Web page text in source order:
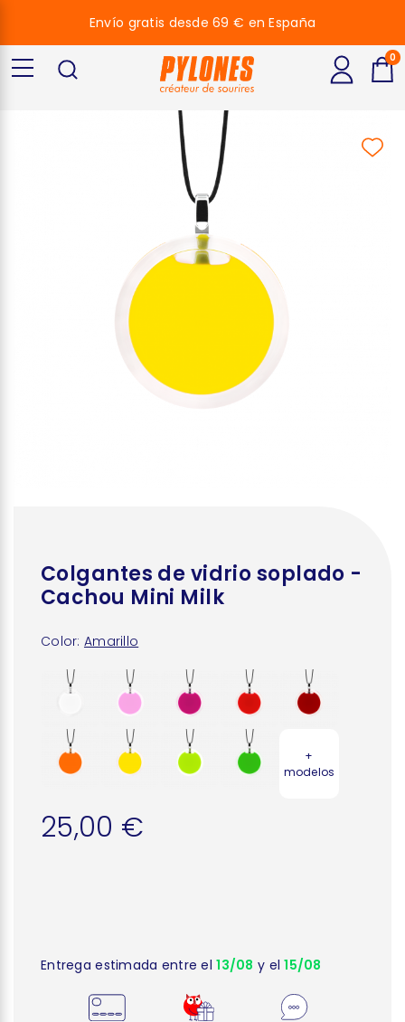
Colgantes de vidrio soplado -
Cachou Mini Milk
Color: Amarillo
+
modelos
25,00 €
Entrega estimada entre el13/08 y el15/08
Envío gratis desde 69 € en España
0